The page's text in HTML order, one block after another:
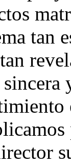
tan